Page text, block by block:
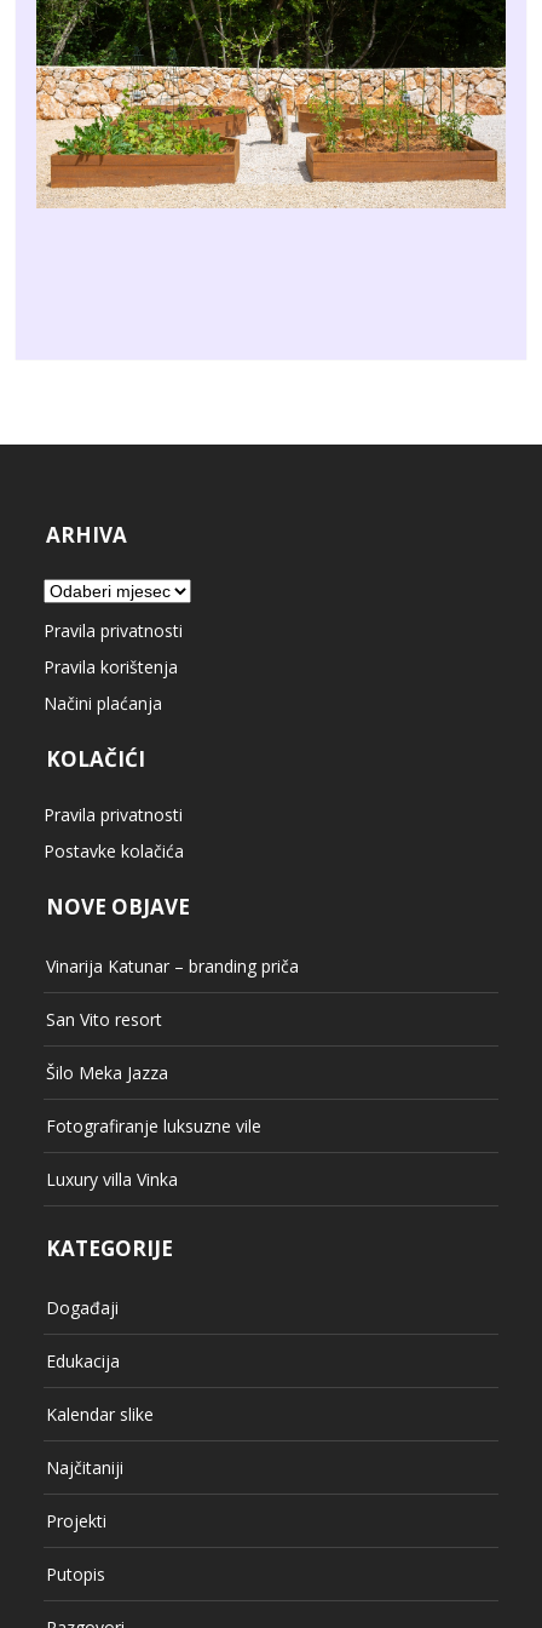
ARHIVA
Arhiva
Pravila privatnosti
Pravila korištenja
Načini plaćanja
KOLAČIĆI
Pravila privatnosti
Postavke kolačića
NOVE OBJAVE
Vinarija Katunar – branding priča
San Vito resort
Šilo Meka Jazza
Fotografiranje luksuzne vile
Luxury villa Vinka
KATEGORIJE
Događaji
Edukacija
Kalendar slike
Najčitaniji
Projekti
Putopis